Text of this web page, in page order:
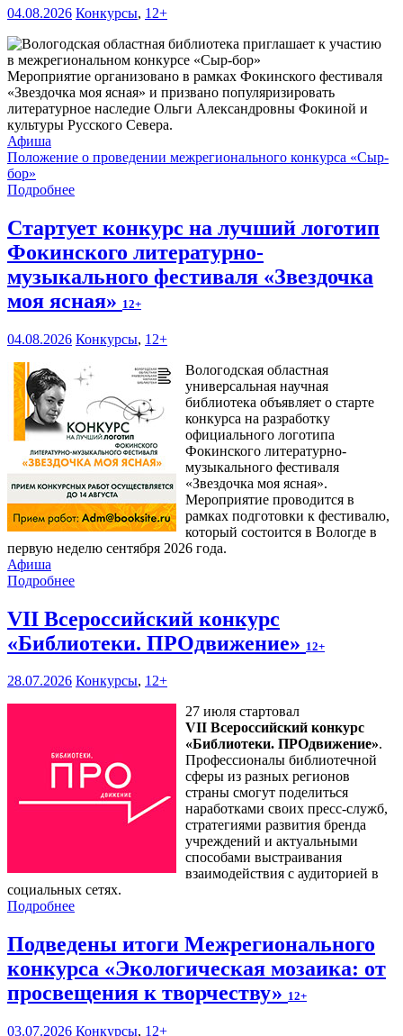
04.08.2026 Конкурсы, 12+
Мероприятие организовано в рамках Фокинского фестиваля
«Звездочка моя ясная» и призвано популяризировать
литературное наследие Ольги Александровны Фокиной и
культуры Русского Севера.
Афиша
Положение о проведении межрегионального конкурса «Сыр-
бор»
Подробнее
Стартует конкурс на лучший логотип
Фокинского литературно-
музыкального фестиваля «Звездочка
моя ясная» 12+
04.08.2026 Конкурсы, 12+
Вологодская областная
универсальная научная
библиотека объявляет о старте
конкурса на разработку
официального логотипа
Фокинского литературно-
музыкального фестиваля
«Звездочка моя ясная».
Мероприятие проводится в
рамках подготовки к фестивалю,
который состоится в Вологде в
первую неделю сентября 2026 года.
Афиша
Подробнее
VII Всероссийский конкурс
«Библиотеки. ПРОдвижение» 12+
28.07.2026 Конкурсы, 12+
27 июля стартовал
VII Всероссийский конкурс
«Библиотеки. ПРОдвижение».
Профессионалы библиотечной
сферы из разных регионов
страны смогут поделиться
наработками своих пресс-служб,
стратегиями развития бренда
учреждений и актуальными
способами выстраивания
взаимодействия с аудиторией в
социальных сетях.
Подробнее
Подведены итоги Межрегионального
конкурса «Экологическая мозаика: от
просвещения к творчеству» 12+
03.07.2026 Конкурсы, 12+